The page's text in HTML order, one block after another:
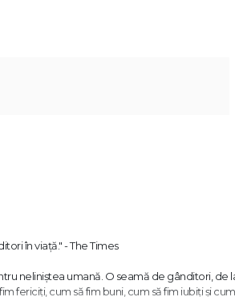
în viață." - The Times
neliniștea umană. O seamă de gânditori, de
fericiți, cum să fim buni, cum să fim iubiți și